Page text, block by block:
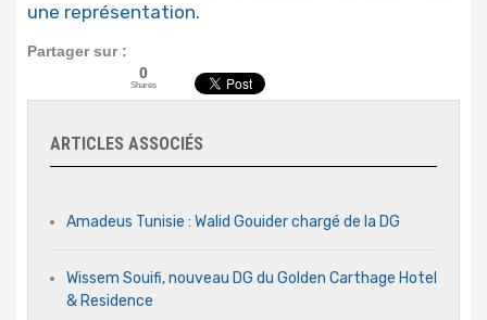
une représentation.
Partager sur :
0
Shares
ARTICLES ASSOCIÉS
Amadeus Tunisie : Walid Gouider chargé de la DG
Wissem Souifi, nouveau DG du Golden Carthage Hotel
& Residence